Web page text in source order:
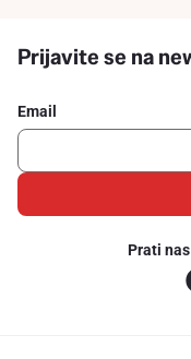
Prijavite se na
Email
Prati